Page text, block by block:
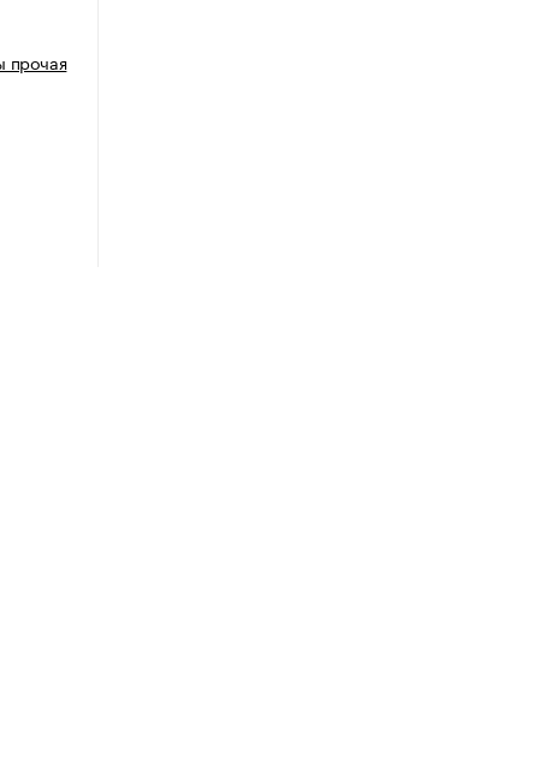
прочая